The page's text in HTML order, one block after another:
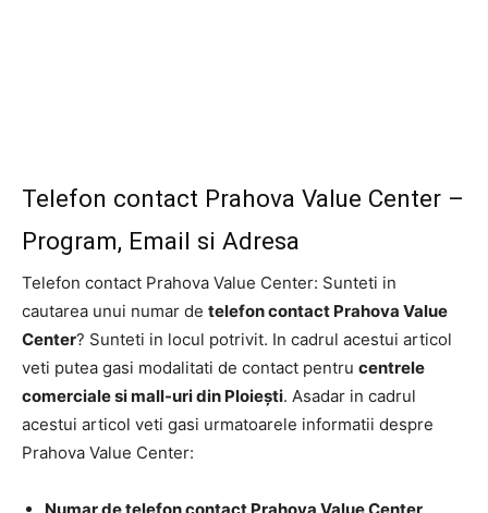
Telefon contact Prahova Value Center –
Program, Email si Adresa
Telefon contact Prahova Value Center: Sunteti in
cautarea unui numar de telefon contact Prahova Value
Center? Sunteti in locul potrivit. In cadrul acestui articol
veti putea gasi modalitati de contact pentru centrele
comerciale si mall-uri din Ploiești. Asadar in cadrul
acestui articol veti gasi urmatoarele informatii despre
Prahova Value Center: